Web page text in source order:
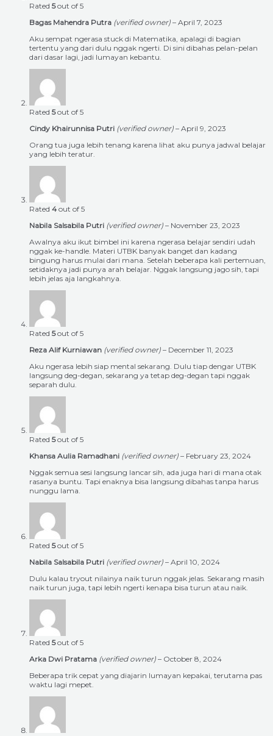
Rated 5out of 5
Bagas Mahendra Putra (verified owner) – April 7, 2023
Aku sempat ngerasa stuck di Matematika, apalagi di bagian
tertentu yang dari dulu nggak ngerti. Di sini dibahas pelan-pelan
dari dasar lagi, jadi lumayan kebantu.
Rated 5out of 5
Cindy Khairunnisa Putri (verified owner) – April 9, 2023
Orang tua juga lebih tenang karena lihat aku punya jadwal belajar
yang lebih teratur.
Rated 4 out of 5
Nabila Salsabila Putri (verified owner) – November 23, 2023
Awalnya aku ikut bimbel ini karena ngerasa belajar sendiri udah
nggak ke-handle. Materi UTBK banyak banget dan kadang
bingung harus mulai dari mana. Setelah beberapa kali pertemuan,
setidaknya jadi punya arah belajar. Nggak langsung jago sih, tapi
lebih jelas aja langkahnya.
Rated 5out of 5
Reza Alif Kurniawan (verified owner) – December 11, 2023
Aku ngerasa lebih siap mental sekarang. Dulu tiap dengar UTBK
langsung deg-degan, sekarang ya tetap deg-degan tapi nggak
separah dulu.
Rated 5out of 5
Khansa Aulia Ramadhani (verified owner) – February 23, 2024
Nggak semua sesi langsung lancar sih, ada juga hari di mana otak
rasanya buntu. Tapi enaknya bisa langsung dibahas tanpa harus
nunggu lama.
Rated 5out of 5
Nabila Salsabila Putri (verified owner) – April 10, 2024
Dulu kalau tryout nilainya naik turun nggak jelas. Sekarang masih
naik turun juga, tapi lebih ngerti kenapa bisa turun atau naik.
Rated 5out of 5
Arka Dwi Pratama (verified owner) – October 8, 2024
Beberapa trik cepat yang diajarin lumayan kepakai, terutama pas
waktu lagi mepet.